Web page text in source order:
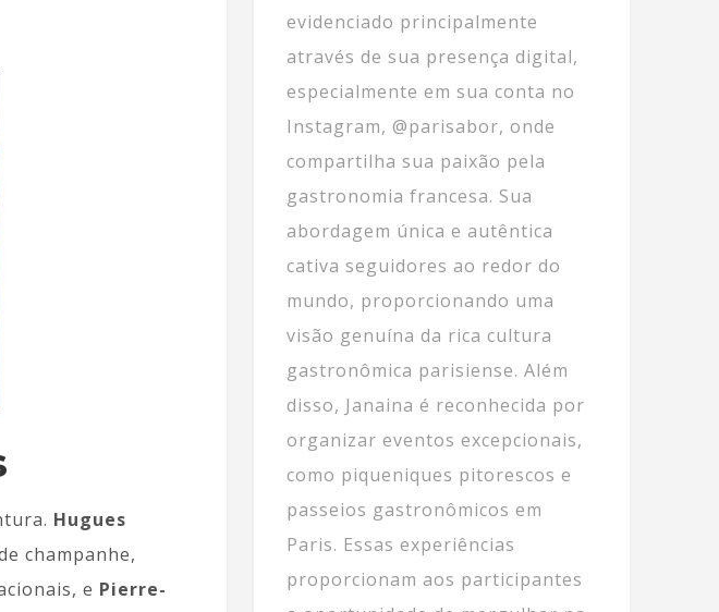
Hugues
champanhe,
e Pierre-
evidenciado principalmente
através de sua presença digital,
especialmente em sua conta no
Instagram, @parisabor, onde
compartilha sua paixão pela
gastronomia francesa. Sua
abordagem única e autêntica
cativa seguidores ao redor do
mundo, proporcionando uma
visão genuína da rica cultura
gastronômica parisiense. Além
disso, Janaina é reconhecida por
organizar eventos excepcionais,
como piqueniques pitorescos e
passeios gastronômicos em
Paris. Essas experiências
proporcionam aos participantes